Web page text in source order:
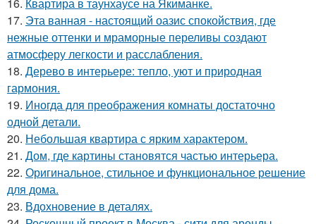
17. Эта ванная - настоящий оазис спокойствия, где
нежные оттенки и мраморные переливы создают
атмосферу легкости и расслабления.
18. Дерево в интерьере: тепло, уют и природная
гармония.
19. Иногда для преображения комнаты достаточно
одной детали.
20. Небольшая квартира с ярким характером.
21. Дом, где картины становятся частью интерьера.
22. Оригинальное, стильное и функциональное решение
для дома.
23. Вдохновение в деталях.